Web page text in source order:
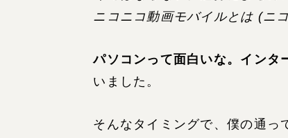
ニコニコ動画モバイルとは (ニ
パソコンって面白いな。インタ
いました。
そんなタイミングで、僕の通っ